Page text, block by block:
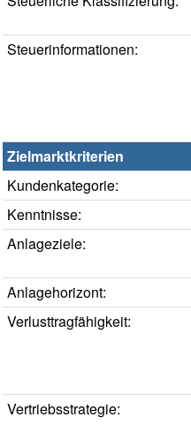
Steuerinformationen:
Zielmarktkriterien
Kundenkategorie:
Kenntnisse:
Anlageziele:
Anlagehorizont:
Verlusttragfähigkeit:
Vertriebsstrategie: